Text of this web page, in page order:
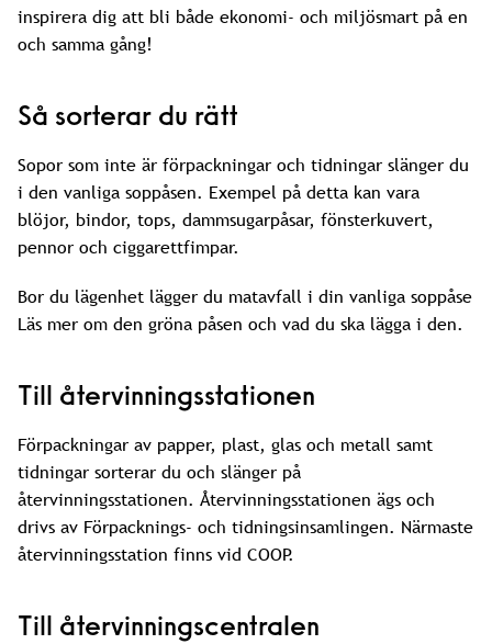
inspirera dig att bli både ekonomi- och miljösmart på en
och samma gång!
Så sorterar du rätt
Sopor som inte är förpackningar och tidningar slänger du
i den vanliga soppåsen. Exempel på detta kan vara
blöjor, bindor, tops, dammsugarpåsar, fönsterkuvert,
pennor och ciggarettfimpar.
Bor du lägenhet lägger du matavfall i din vanliga soppåse
Läs mer om den gröna påsen och vad du ska lägga i den.
Till återvinningsstationen
Förpackningar av papper, plast, glas och metall samt
tidningar sorterar du och slänger på
återvinningsstationen. Återvinningsstationen ägs och
drivs av Förpacknings- och tidningsinsamlingen. Närmaste
återvinningsstation finns vid COOP.
Till återvinningscentralen